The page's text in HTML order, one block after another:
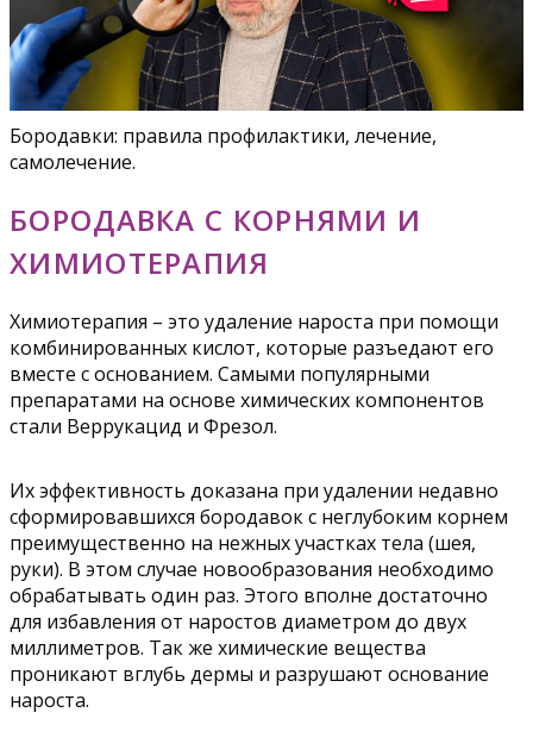
Бородавки: правила профилактики, лечение,
самолечение.
БОРОДАВКА С КОРНЯМИ И
ХИМИОТЕРАПИЯ
Химиотерапия – это удаление нароста при помощи
комбинированных кислот, которые разъедают его
вместе с основанием. Самыми популярными
препаратами на основе химических компонентов
стали Веррукацид и Фрезол.
Их эффективность доказана при удалении недавно
сформировавшихся бородавок с неглубоким корнем
преимущественно на нежных участках тела (шея,
руки). В этом случае новообразования необходимо
обрабатывать один раз. Этого вполне достаточно
для избавления от наростов диаметром до двух
миллиметров. Так же химические вещества
проникают вглубь дермы и разрушают основание
нароста.